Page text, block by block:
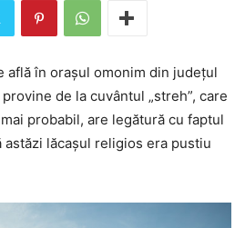
află în oraşul omonim din judeţul
de la cuvântul „streh”, care
probabil, are legătură cu faptul
astăzi lăcaşul religios era pustiu